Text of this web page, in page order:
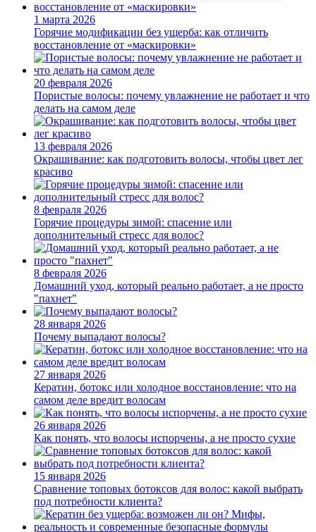
1 марта 2026
Горячие модификации без ущерба: как отличить
восстановление от «маскировки»
20 февраля 2026
Пористые волосы: почему увлажнение не работает и что
делать на самом деле
13 февраля 2026
Окрашивание: как подготовить волосы, чтобы цвет лег
красиво
8 февраля 2026
Горячие процедуры зимой: спасение или
дополнительный стресс для волос?
8 февраля 2026
Домашний уход, который реально работает, а не просто
"пахнет"
28 января 2026
Почему выпадают волосы?
27 января 2026
Кератин, ботокс или холодное восстановление: что на
самом деле вредит волосам
26 января 2026
Как понять, что волосы испорчены, а не просто сухие
15 января 2026
Сравнение топовых ботоксов для волос: какой выбрать
под потребности клиента?